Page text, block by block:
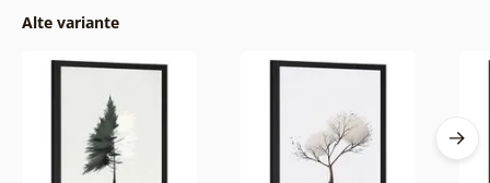
Alte variante